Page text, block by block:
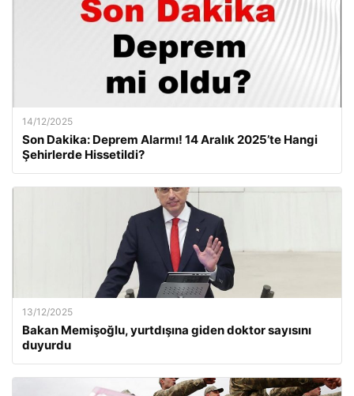
14/12/2025
Son Dakika: Deprem Alarmı! 14 Aralık 2025’te Hangi
Şehirlerde Hissetildi?
13/12/2025
Bakan Memişoğlu, yurtdışına giden doktor sayısını
duyurdu